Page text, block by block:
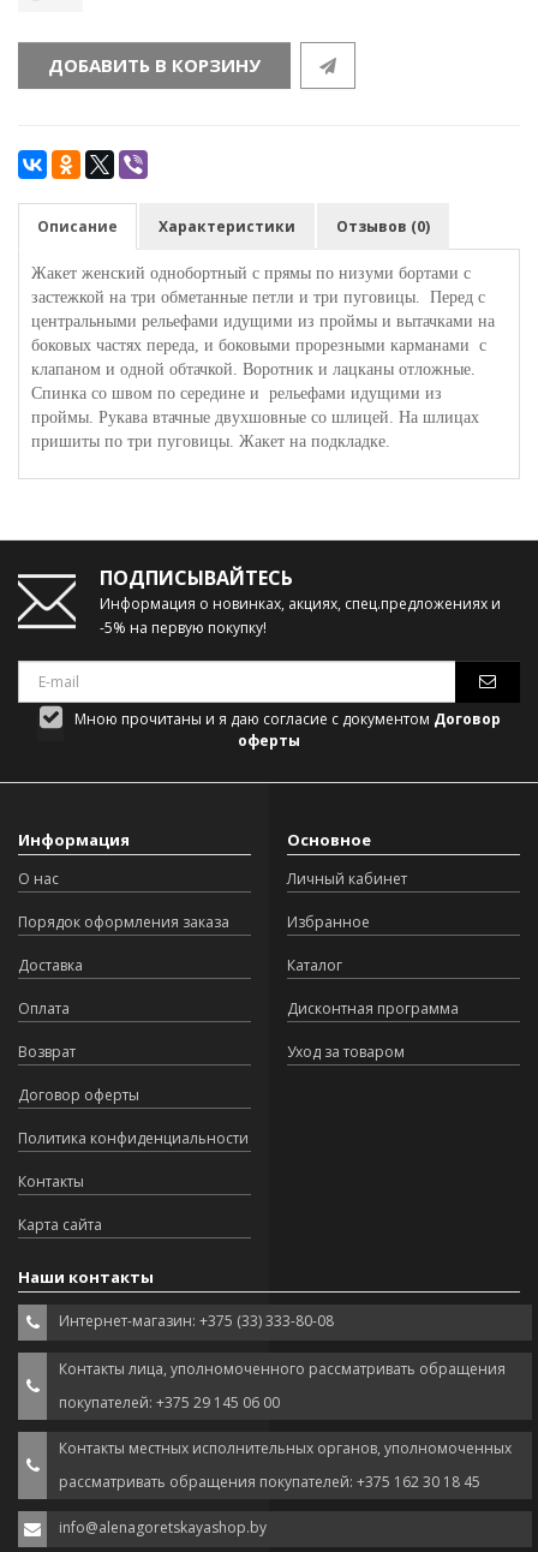
ДОБАВИТЬ В КОРЗИНУ
Описание Характеристики Отзывов (0)
Жакет женский однобортный с прямы по низуми бортами с
застежкой на три обметанные петли и три пуговицы. Перед с
центральными рельефами идущими из проймы и вытачками на
боковых частях переда, и боковыми прорезными карманами с
клапаном и одной обтачкой. Воротник и лацканы отложные.
Спинка со швом по середине и рельефами идущими из
проймы. Рукава втачные двухшовные со шлицей. На шлицах
пришиты по три пуговицы. Жакет на подкладке.
ПОДПИСЫВАЙТЕСЬ
Информация о новинках, акциях, спец.предложениях и
-5% на первую покупку!
Мною прочитаны и я даю согласие с документом Договор
оферты
Информация
О нас
Порядок оформления заказа
Доставка
Оплата
Возврат
Договор оферты
Политика конфиденциальности
Контакты
Карта сайта
Основное
Личный кабинет
Избранное
Каталог
Дисконтная программа
Уход за товаром
Наши контакты
Интернет-магазин: +375 (33) 333-80-08
Контакты лица, уполномоченного рассматривать обращения
покупателей: +375 29 145 06 00
Контакты местных исполнительных органов, уполномоченных
рассматривать обращения покупателей: +375 162 30 18 45
info@alenagoretskayashop.by